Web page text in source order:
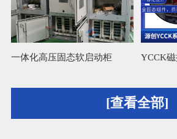
一体化高压固态软启动柜 YCCK
[查看全部]